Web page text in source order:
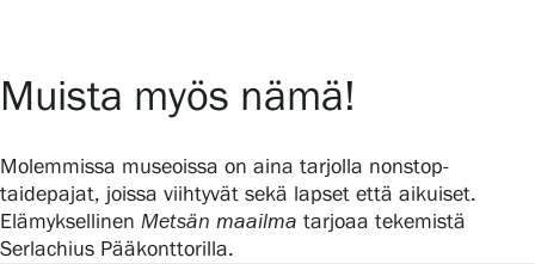
Muista myös nämä!
Molemmissa museoissa on aina tarjolla nonstop-
taidepajat, joissa viihtyvät sekä lapset että aikuiset.
Elämyksellinen Metsän maailma tarjoaa tekemistä
Serlachius Pääkonttorilla.